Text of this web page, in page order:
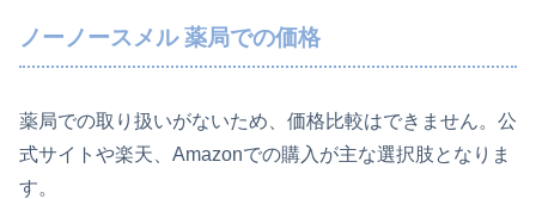
ノーノースメル 薬局での価格
薬局での取り扱いがないため、価格比較はできません。公
式サイトや楽天、Amazonでの購入が主な選択肢となりま
す。